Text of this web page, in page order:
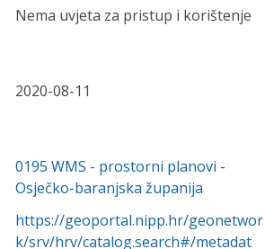
Nema uvjeta za pristup i korištenje
2020-08-11
0195 WMS - prostorni planovi -
Osječko-baranjska županija
https://geoportal.nipp.hr/geonetwor
k/srv/hrv/catalog.search#/metadat